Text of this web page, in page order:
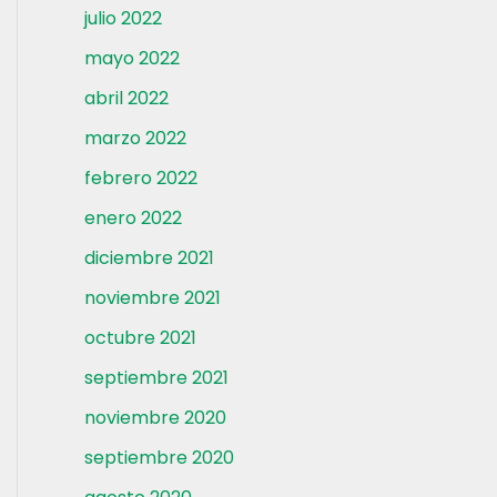
julio 2022
mayo 2022
abril 2022
marzo 2022
febrero 2022
enero 2022
diciembre 2021
noviembre 2021
octubre 2021
septiembre 2021
noviembre 2020
septiembre 2020